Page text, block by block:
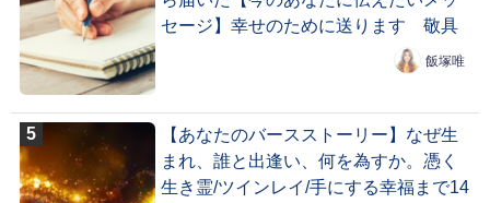
セージ】幸せのために送ります 敬具
飯塚唯
【あなたのバースストーリー】なぜ生
まれ、誰と出逢い、何を為すか。憑く
生き霊/ツインレイ/手にする幸福まで14